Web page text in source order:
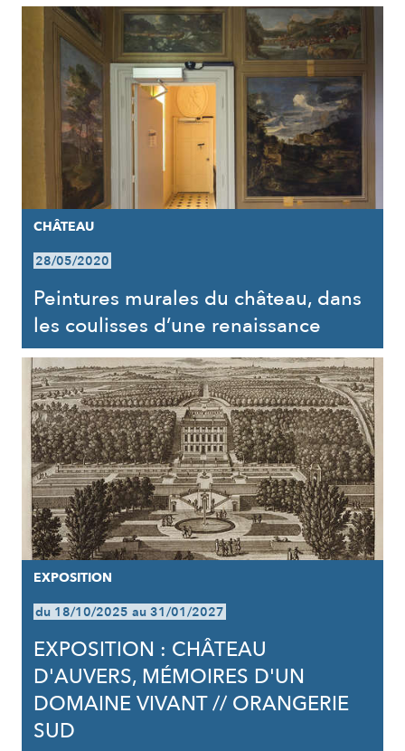
CHÂTEAU
28/05/2020
Peintures murales du château, dans
les coulisses d’une renaissance
EXPOSITION
du 18/10/2025 au 31/01/2027
EXPOSITION : CHÂTEAU
D'AUVERS, MÉMOIRES D'UN
DOMAINE VIVANT // ORANGERIE
SUD